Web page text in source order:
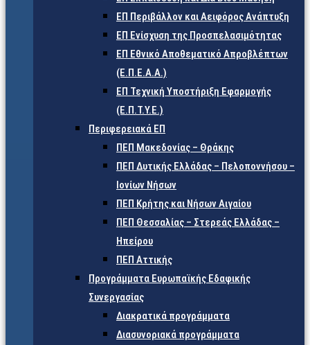
ΕΠ Περιβάλλον και Αειφόρος Ανάπτυξη
ΕΠ Ενίσχυση της Προσπελασιμότητας
ΕΠ Εθνικό Αποθεματικό Απροβλέπτων
(Ε.Π.Ε.Α.Α.)
ΕΠ Τεχνική Υποστήριξη Εφαρμογής
(Ε.Π.Τ.Υ.Ε.)
Περιφερειακά ΕΠ
ΠΕΠ Μακεδονίας – Θράκης
ΠΕΠ Δυτικής Ελλάδας – Πελοποννήσου –
Ιονίων Νήσων
ΠΕΠ Κρήτης και Νήσων Αιγαίου
ΠΕΠ Θεσσαλίας – Στερεάς Ελλάδας –
Ηπείρου
ΠΕΠ Αττικής
Προγράμματα Ευρωπαϊκής Εδαφικής
Συνεργασίας
Διακρατικά προγράμματα
Διασυνοριακά προγράμματα